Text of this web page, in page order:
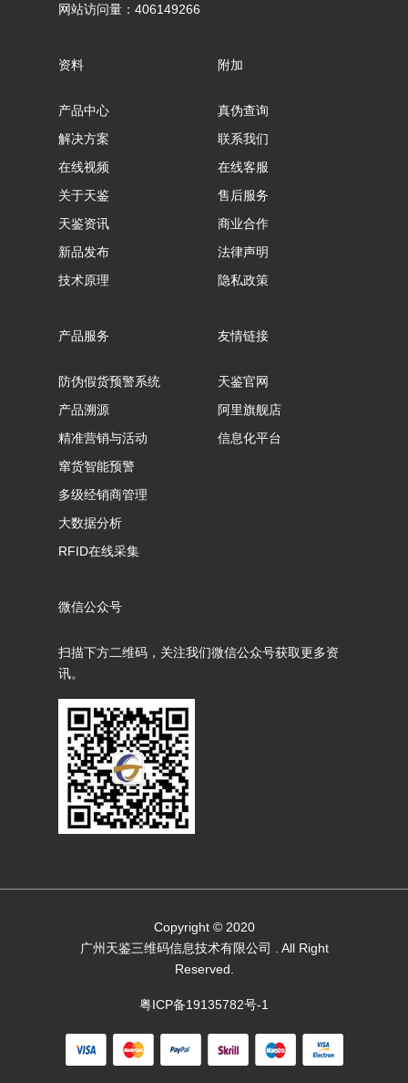
网站访问量： 406149266
资料
产品中心
解决方案
在线视频
关于天鉴
天鉴资讯
新品发布
技术原理
附加
真伪查询
联系我们
在线客服
售后服务
商业合作
法律声明
隐私政策
产品服务
防伪假货预警系统
产品溯源
精准营销与活动
窜货智能预警
多级经销商管理
大数据分析
RFID在线采集
友情链接
天鉴官网
阿里旗舰店
信息化平台
微信公众号
扫描下方二维码，关注我们微信公众号获取更多资
讯。
Copyright © 2020
广州天鉴三维码信息技术有限公司 . All Right
Reserved.
粤ICP备19135782号-1